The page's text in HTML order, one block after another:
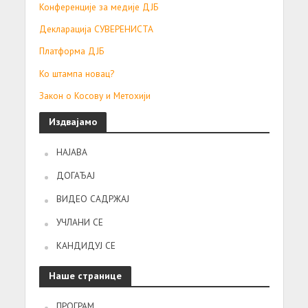
Конференције за медије ДЈБ
Декларација СУВЕРЕНИСТА
Платформа ДЈБ
Ко штампа новац?
Закон о Косову и Метохији
Издвајамо
НАЈАВА
ДОГАЂАЈ
ВИДЕО САДРЖАЈ
УЧЛАНИ СЕ
КАНДИДУЈ СЕ
Наше странице